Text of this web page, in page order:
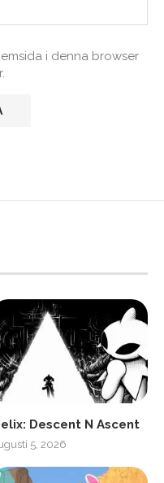
i denna browser
Descent N Ascent
5, 2026